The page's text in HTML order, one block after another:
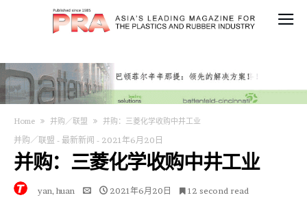
Home 并购／联盟 并购：三菱化学收购中井工业
并购／联盟 - 最新新闻 - 2021年6月20日
并购：三菱化学收购中井工业
yan, huan 2021年6月20日 12 second read